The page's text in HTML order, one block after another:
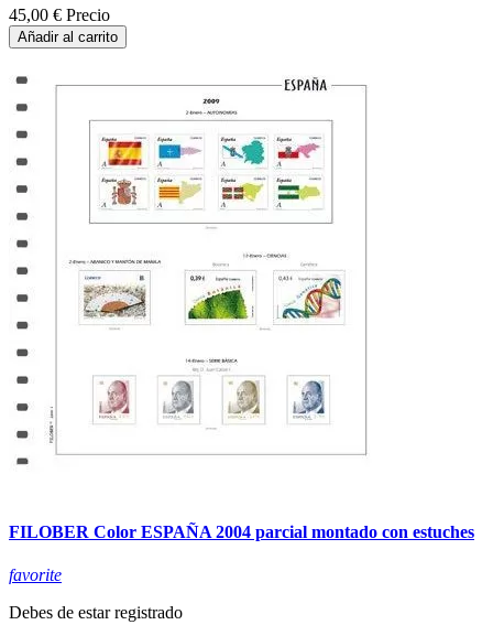
45,00 € Precio
Añadir al carrito
FILOBER Color ESPAÑA 2004 parcial montado con estuches
favorite
Debes de estar registrado